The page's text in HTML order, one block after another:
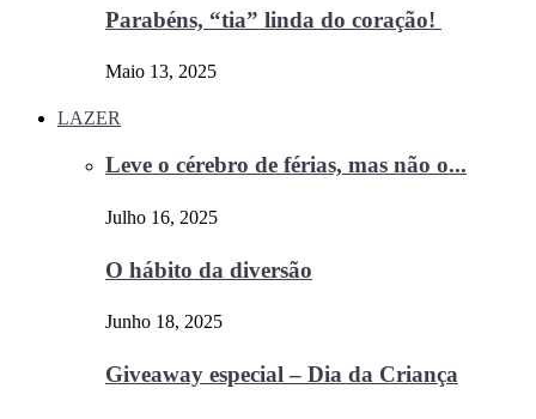
Parabéns, “tia” linda do coração!
Maio 13, 2025
LAZER
Leve o cérebro de férias, mas não o...
Julho 16, 2025
O hábito da diversão
Junho 18, 2025
Giveaway especial – Dia da Criança